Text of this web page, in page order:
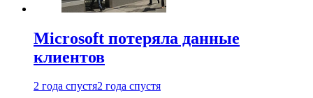
Microsoft потеряла данные
клиентов
2 года спустя2 года спустя